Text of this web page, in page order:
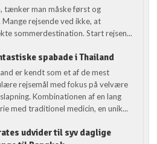
tænker man måske først og
rejsende ved ikke, at
sommerdestination. Start rejsen...
spabade i Thailand
er kendt som et af de mest
rejsemål med fokus på velvære
Kombinationen af en lang
med traditionel medicin, en unik...
udvider til syv daglige